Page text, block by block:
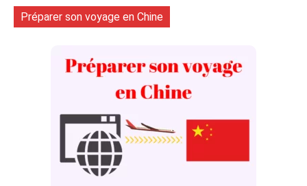
Préparer son voyage en Chine